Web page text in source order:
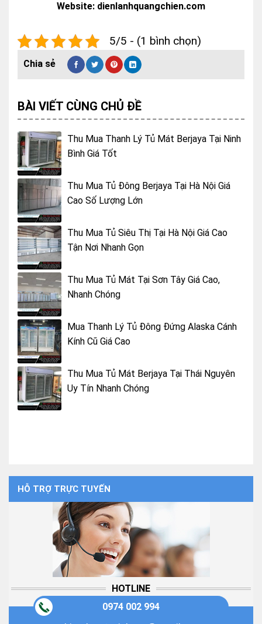
Website: dienlanhquangchien.com
5/5 - (1 bình chọn)
BÀI VIẾT CÙNG CHỦ ĐỀ
Thu Mua Thanh Lý Tủ Mát Berjaya Tại Ninh
Bình Giá Tốt
Thu Mua Tủ Đông Berjaya Tại Hà Nội Giá
Cao Số Lượng Lớn
Thu Mua Tủ Siêu Thị Tại Hà Nội Giá Cao
Tận Nơi Nhanh Gọn
Thu Mua Tủ Mát Tại Sơn Tây Giá Cao,
Nhanh Chóng
Mua Thanh Lý Tủ Đông Đứng Alaska Cánh
Kính Cũ Giá Cao
Thu Mua Tủ Mát Berjaya Tại Thái Nguyên
Uy Tín Nhanh Chóng
HỖ TRỢ TRỰC TUYẾN
HOTLINE
0974 002 994